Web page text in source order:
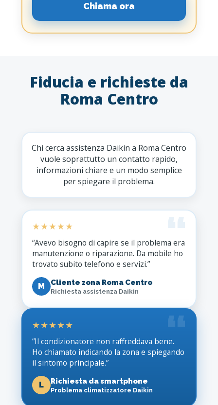
Chiama ora
Fiducia e richieste da
Roma Centro
Chi cerca assistenza Daikin a Roma Centro
vuole soprattutto un contatto rapido,
informazioni chiare e un modo semplice
per spiegare il problema.
★★★★★
“Avevo bisogno di capire se il problema era
manutenzione o riparazione. Da mobile ho
trovato subito telefono e servizi.”
M Cliente zona Roma Centro
Richiesta assistenza Daikin
★★★★★
“Il condizionatore non raffreddava bene.
Ho chiamato indicando la zona e spiegando
il sintomo principale.”
L Richiesta da smartphone
Problema climatizzatore Daikin